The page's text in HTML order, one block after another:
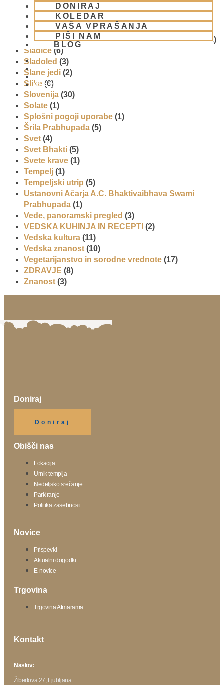
DONIRAJ
KOLEDAR
VAŠA VPRAŠANJA
PIŠI NAM
BLOG
01 431 21 24
Promocija in izobrazevanje
Reportaže (6)
SEMINARJI IN TEČAJ(5)
Skupina za podporo družinam in otrokom (CPT)(1)
Sladice (6)
Sladoled (3)
Slane jedi (2)
Slike (6)
Slovenija (30)
Solate (1)
Splošni pogoji uporabe (1)
Šrila Prabhupada (5)
Svet (4)
Svet Bhakti (5)
Svete krave (1)
Tempelj (1)
Tempeljski utrip (5)
Ustanovni Ačarja A.C. Bhaktivaibhava Swami
Prabhupada (1)
Vede, panoramski pregled (3)
VEDSKA KUHINJA IN RECEPTI (2)
Vedska kultura (11)
Vedska znanost (10)
Vegetarijanstvo in sorodne vrednote (17)
ZDRAVJE (8)
Znanost (3)
Doniraj
Doniraj
Obišči nas
Lokacija
Urnik templja
Nedeljsko srečanje
Parkiranje
Politika zasebnosti
Novice
Prispevki
Aktualni dogodki
E-novice
Trgovina
Trgovina Atmarama
Kontakt
Naslov:
Žibertova 27, Ljubljana